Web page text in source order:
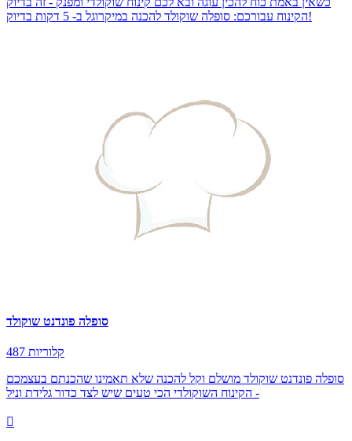
הקינוח עבורכם: סופלה שוקולד להכנה במיקרוגל ב- 5 דקות בדיוק!
סופלה פונדנט שוקולד
487 קלוריות
סופלה פונדנט שוקולד מושלם וקל להכנה שלא תאמינו שהכנתם בעצמכם
- הקינוח השוקולדי הכי טעים שיש לצד כדור גלידת וניל
